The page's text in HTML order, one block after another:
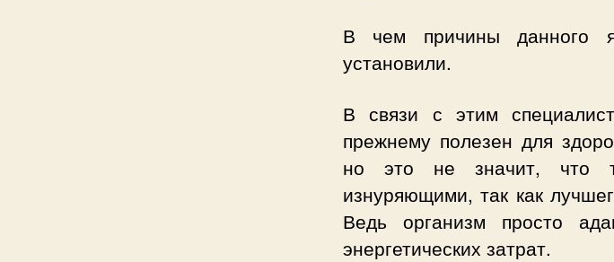
В чем причины данного
установили.
В связи с этим
прежнему полезен для
но это не значит, что
изнуряющими, так как
Ведь организм просто
энергетических затрат.